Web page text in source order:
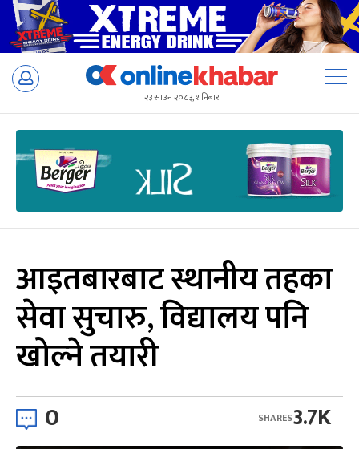
Skip
२३ साउन २०८३, शनिबार
आइतबारबाट स्थानीय तहका
सेवा सुचारु, विद्यालय पनि
खोल्ने तयारी
0 3.7K
SHARES